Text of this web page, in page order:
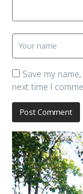
Save my
next time I